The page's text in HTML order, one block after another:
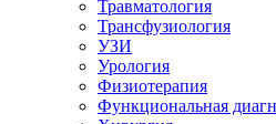
Травматология
Трансфузиология
УЗИ
Урология
Физиотерапия
Функциональная